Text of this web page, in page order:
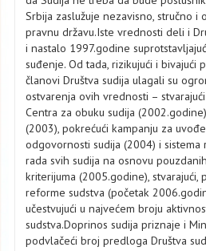
Srbija zaslužuje nezavisno, stručno i
pravnu državu.Iste vrednosti deli i
i nastalo 1997.godine
suđenje. Od tada, rizikujući i bivajući
članovi Društva sudija ulagali su
ostvarenja ovih vrednosti –
Centra za obuku sudija
(2003), pokrećući kampanju za
odgovornosti sudija (2004) i
rada svih sudija na osnovu
kriterijuma (2005.godine), stvarajući,
reforme sudstva (početak
učestvujući u najvećem broju
sudstva.Doprinos sudija priznaje i
podvlačeći broj predloga Društva